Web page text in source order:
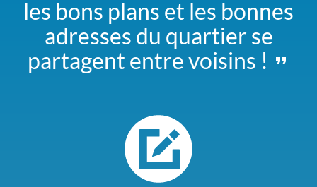
les bons plans et les bonnes
adresses du quartier se
partagent entre voisins !